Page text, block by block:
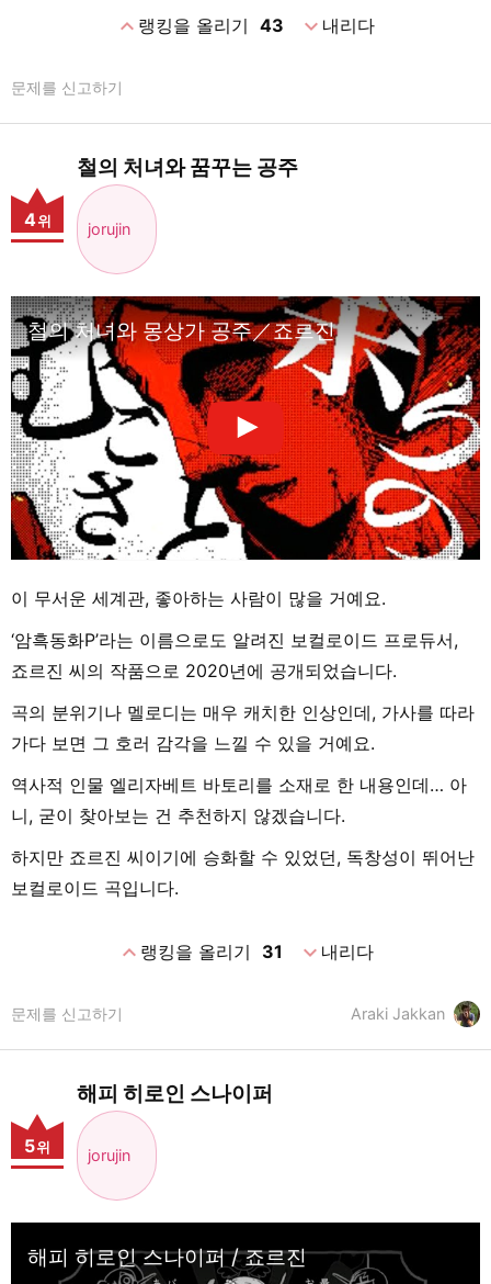
expand_less랭킹을 올리기 43 expand_more내리다
문제를 신고하기
철의 처녀와 꿈꾸는 공주
jorujin
4위
철의 처녀와 몽상가 공주／죠르진
이 무서운 세계관, 좋아하는 사람이 많을 거예요.
‘암흑동화P’라는 이름으로도 알려진 보컬로이드 프로듀서,
죠르진 씨의 작품으로 2020년에 공개되었습니다.
곡의 분위기나 멜로디는 매우 캐치한 인상인데, 가사를 따라
가다 보면 그 호러 감각을 느낄 수 있을 거예요.
역사적 인물 엘리자베트 바토리를 소재로 한 내용인데… 아
니, 굳이 찾아보는 건 추천하지 않겠습니다.
하지만 죠르진 씨이기에 승화할 수 있었던, 독창성이 뛰어난
보컬로이드 곡입니다.
expand_less랭킹을 올리기 31 expand_more내리다
Araki Jakkan
문제를 신고하기
해피 히로인 스나이퍼
jorujin
5위
해피 히로인 스나이퍼 / 죠르진